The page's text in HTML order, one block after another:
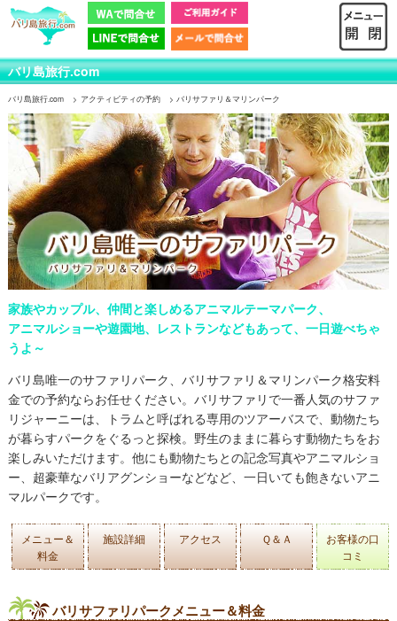
バリ島旅行.com
バリ島旅行.com アクティビティの予約 バリサファリ＆マリンパーク
家族やカップル、仲間と楽しめるアニマルテーマパーク、
アニマルショーや遊園地、レストランなどもあって、一日遊べちゃ
うよ～
バリ島唯一のサファリパーク、バリサファリ＆マリンパーク格安料
金での予約ならお任せください。 バリサファリで一番人気のサファ
リジャーニーは、トラムと呼ばれる専用のツアーバスで、動物たち
が暮らすパークをぐるっと探検。野生のままに暮らす動物たちをお
楽しみいただけます。 他にも動物たちとの記念写真やアニマルショ
ー、超豪華なバリアグンショーなどなど、一日いても飽きないアニ
マルパークです。
メニュー＆
料金
施設詳細 アクセス Ｑ＆Ａ
お客様の口
コミ
バリサファリパークメニュー＆料金